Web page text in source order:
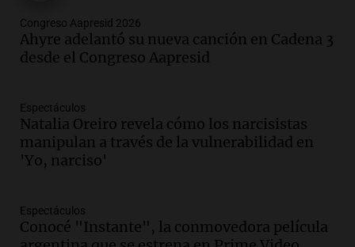
Audio.Conductor imputado por
accidente fatal en San Luis dejó tres
jóvenes muertos y un herido grave
Audio.
Historiador de la UBA celebró la
marcha atrás en la Ley de Tierras:
“Frenamos un saqueo de recursos”
Amamos Argentina
Audio.
Federal Sancor Seguros y adelantó su
Congreso Aapresid 2026
Ahyre adelantó su nueva canción en Cadena 3
desde el Congreso Aapresid
Espectáculos
Natalia Oreiro revela cómo los narcisistas
manipulan a través de la vulnerabilidad en
'Yo, narciso'
Espectáculos
Conocé "Instante", la conmovedora película